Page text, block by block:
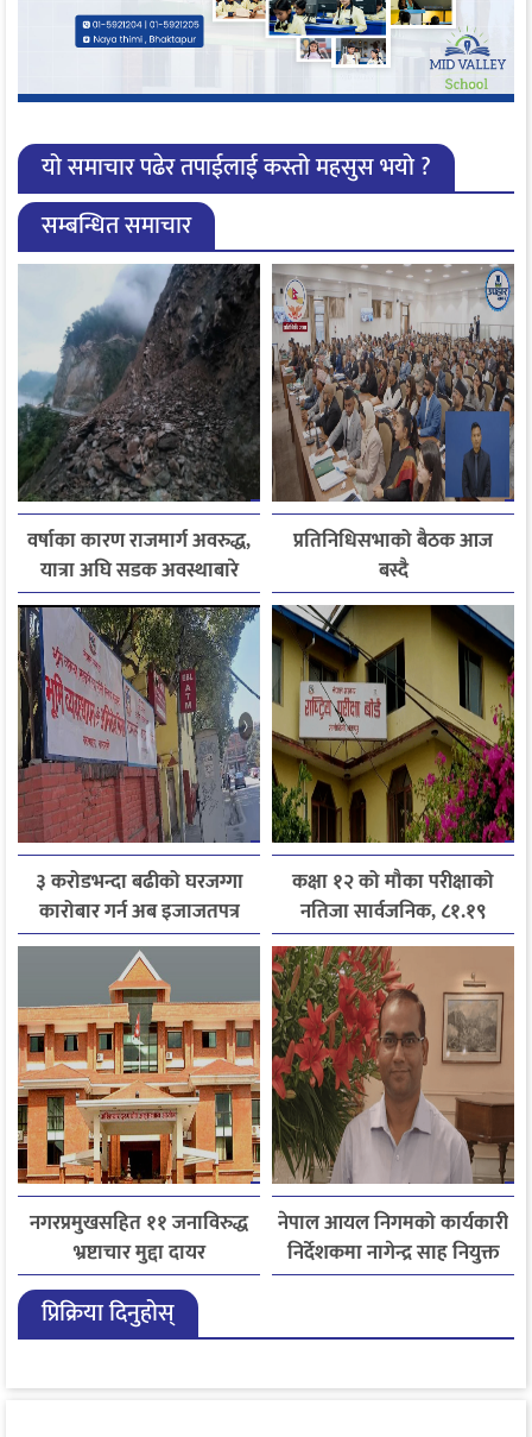
यो समाचार पढेर तपाईलाई कस्तो महसुस भयो ?
सम्बन्धित समाचार
वर्षाका कारण राजमार्ग अवरुद्ध,
यात्रा अघि सडक अवस्थाबारे
जानकारी लिन आग्रह
प्रतिनिधिसभाको बैठक आज
बस्दै
३ करोडभन्दा बढीको घरजग्गा
कारोबार गर्न अब इजाजतपत्र
अनिवार्य
कक्षा १२ को मौका परीक्षाको
नतिजा सार्वजनिक, ८१.१९
प्रतिशत विद्यार्थी उत्तीर्ण
नगरप्रमुखसहित ११ जनाविरुद्ध
भ्रष्टाचार मुद्दा दायर
नेपाल आयल निगमको कार्यकारी
निर्देशकमा नागेन्द्र साह नियुक्त
प्रिक्रिया दिनुहोस्